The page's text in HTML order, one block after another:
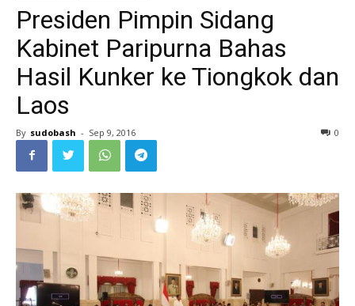
Presiden Pimpin Sidang
Kabinet Paripurna Bahas
Hasil Kunker ke Tiongkok dan
Laos
By sudobash - Sep 9, 2016 0